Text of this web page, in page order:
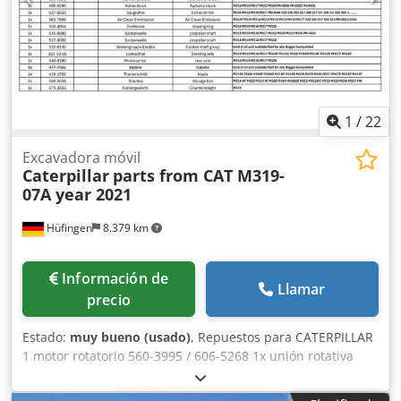
1 /22
Hüfingen 8.379 km
Excavadora móvil
Caterpillar parts from CAT M319-
07A year 2021
Información de
precio
Llamar
Estado: muy bueno (usado), Repuestos para CATERPILLAR
1 motor rotatorio 560-3995 / 606-5268 1x unión rotativa
525-9476 2 cilindros de eje pendular 568-8851 1x
acoplamiento (enlace) 568-9344 1x mango (palo) 541-6698